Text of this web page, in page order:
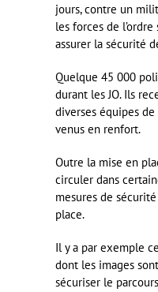
jours, contre un
les forces de
assurer la sécurité
Quelque 45 000
durant les JO. Ils
diverses équipes
venus en renfort.
Outre la mise en
circuler dans
mesures de
place.
Il y a par exemple
dont les images
sécuriser le